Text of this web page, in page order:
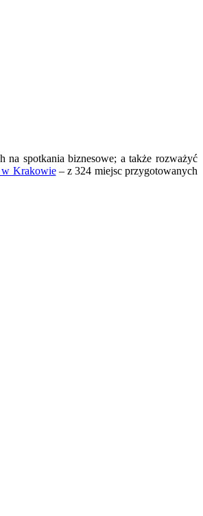
na spotkania biznesowe; a także rozważyć
w Krakowie– z 324 miejsc przygotowanych